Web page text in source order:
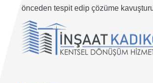
önceden tespit edip çözüme